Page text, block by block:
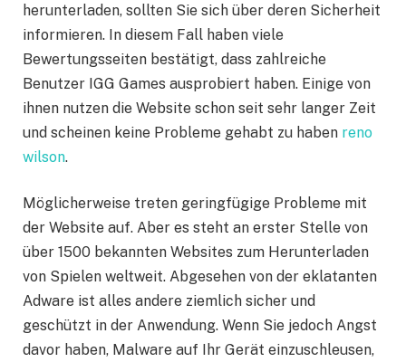
herunterladen, sollten Sie sich über deren Sicherheit
informieren. In diesem Fall haben viele
Bewertungsseiten bestätigt, dass zahlreiche
Benutzer IGG Games ausprobiert haben. Einige von
ihnen nutzen die Website schon seit sehr langer Zeit
und scheinen keine Probleme gehabt zu haben reno
wilson.
Möglicherweise treten geringfügige Probleme mit
der Website auf. Aber es steht an erster Stelle von
über 1500 bekannten Websites zum Herunterladen
von Spielen weltweit. Abgesehen von der eklatanten
Adware ist alles andere ziemlich sicher und
geschützt in der Anwendung. Wenn Sie jedoch Angst
davor haben, Malware auf Ihr Gerät einzuschleusen,